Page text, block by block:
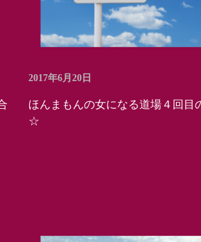
2017年6月20日
ほんまもんの女になる道場４回目
☆